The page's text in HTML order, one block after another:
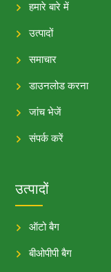
हमारे बारे में
उत्पादों
समाचार
डाउनलोड करना
जांच भेजें
संपर्क करें
उत्पादों
ऑटो बैग
बीओपीपी बैग